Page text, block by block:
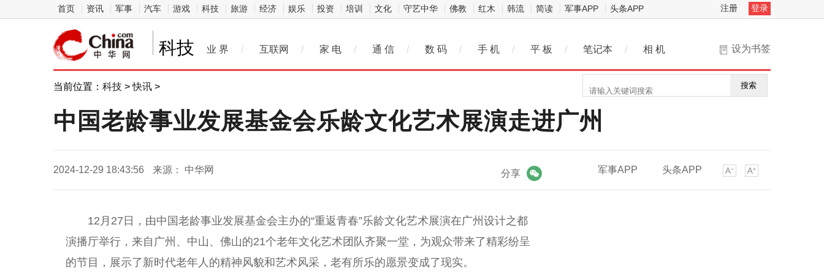
首页 资讯 军事 汽车 游戏 科技 旅游 经济 娱乐 投资 培训 文化 守艺中华 佛教 红木 韩流 简读 军事APP 头条APP 注册 登录
科技 设为书签
业 界 / 互联网 / 家 电 / 通 信 / 数 码 / 手 机 / 平 板 / 笔记本 / 相 机
当前位置： 科技 >快讯 > 搜索
中国老龄事业发展基金会乐龄文化艺术展演走进广州
2024-12-29 18:43:56 来源： 中华网 军事APP 头条APP
分享
12月27日，由中国老龄事业发展基金会主办的“重返青春”乐龄文化艺术展演在广州设计之都
演播厅举行，来自广州、中山、佛山的21个老年文化艺术团队齐聚一堂，为观众带来了精彩纷呈
的节目，展示了新时代老年人的精神风貌和艺术风采，老有所乐的愿景变成了现实。